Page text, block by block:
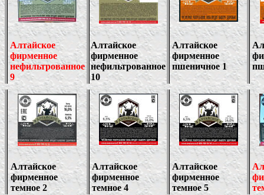
Алтайское
фирменное
нефильтрованное
9
Алтайское
фирменное
нефильтрованное
10
Алтайское
фирменное
пшеничное 1
Алтайское
фирменное
темное 2
Алтайское
фирменное
темное 4
Алтайское
фирменное
темное 5